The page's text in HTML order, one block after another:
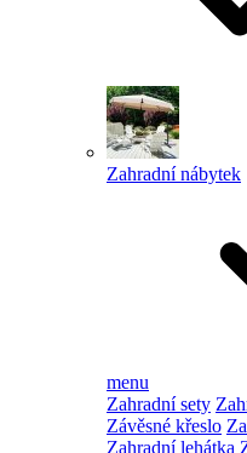
Zahradní nábytek
menu
Zahradní sety
Závěsné křeslo
Zahradní lehátka